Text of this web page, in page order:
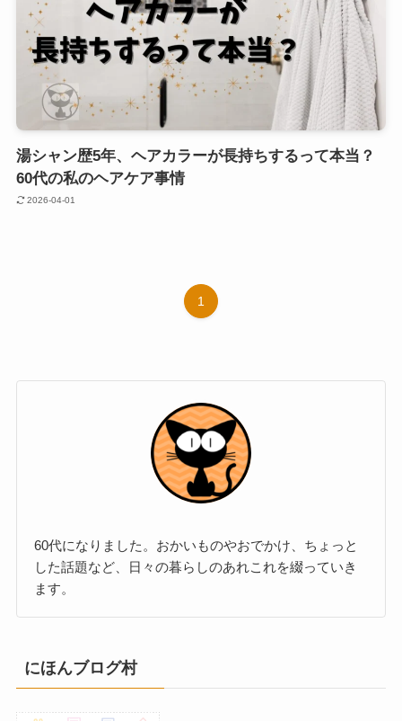
湯シャン歴5年、ヘアカラーが長持ちするって本当？
60代の私のヘアケア事情
2026-04-01
1
60代になりました。おかいものやおでかけ、ちょっと
した話題など、日々の暮らしのあれこれを綴っていき
ます。
にほんブログ村